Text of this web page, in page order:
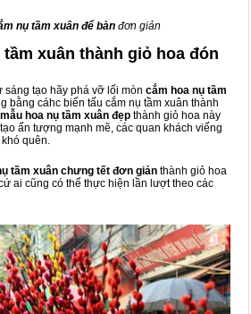
nụ tầm xuân để bàn đơn giản
xuân thành giỏ hoa đón
tạo hãy phá vỡ lối mòn cắm hoa nụ tầm
bằng cáhc biến tấu cắm nụ tầm xuân thành
mẫu hoa nụ tầm xuân đẹp thành giỏ hoa này
ấn tượng mạnh mẽ, các quan khách viếng
quên.
tầm xuân chưng tết đơn giản thành giỏ hoa
ai cũng có thể thực hiện lần lượt theo các